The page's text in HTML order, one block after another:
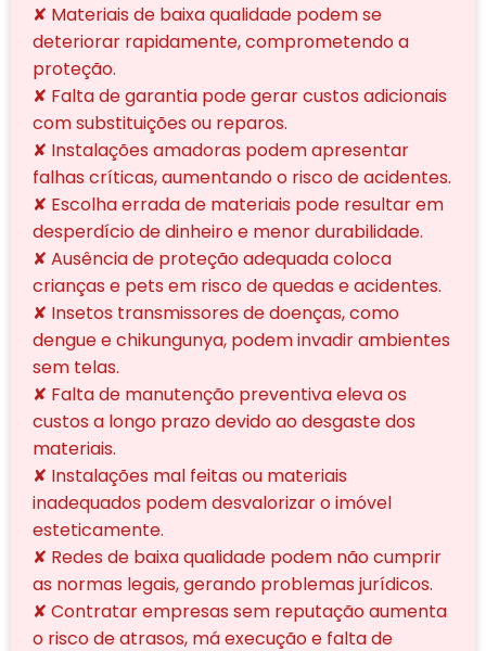
✘ Materiais de baixa qualidade podem se
deteriorar rapidamente, comprometendo a
proteção.
✘ Falta de garantia pode gerar custos adicionais
com substituições ou reparos.
✘ Instalações amadoras podem apresentar
falhas críticas, aumentando o risco de acidentes.
✘ Escolha errada de materiais pode resultar em
desperdício de dinheiro e menor durabilidade.
✘ Ausência de proteção adequada coloca
crianças e pets em risco de quedas e acidentes.
✘ Insetos transmissores de doenças, como
dengue e chikungunya, podem invadir ambientes
sem telas.
✘ Falta de manutenção preventiva eleva os
custos a longo prazo devido ao desgaste dos
materiais.
✘ Instalações mal feitas ou materiais
inadequados podem desvalorizar o imóvel
esteticamente.
✘ Redes de baixa qualidade podem não cumprir
as normas legais, gerando problemas jurídicos.
✘ Contratar empresas sem reputação aumenta
o risco de atrasos, má execução e falta de